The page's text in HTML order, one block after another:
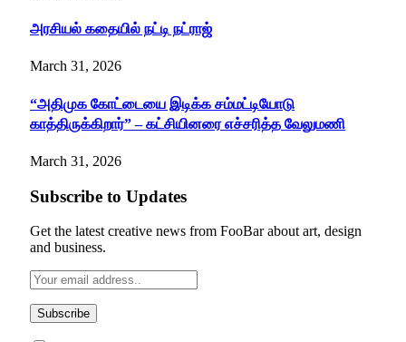
அரசியல் கதையில் நட்டி நட்ராஜ்
March 31, 2026
“அதிமுக கோட்டையை இடிக்க சம்மட்டியோடு
காத்திருக்கிறார்” – கட்சியினரை எச்சரித்த வேலுமணி
March 31, 2026
Subscribe to Updates
Get the latest creative news from FooBar about art, design
and business.